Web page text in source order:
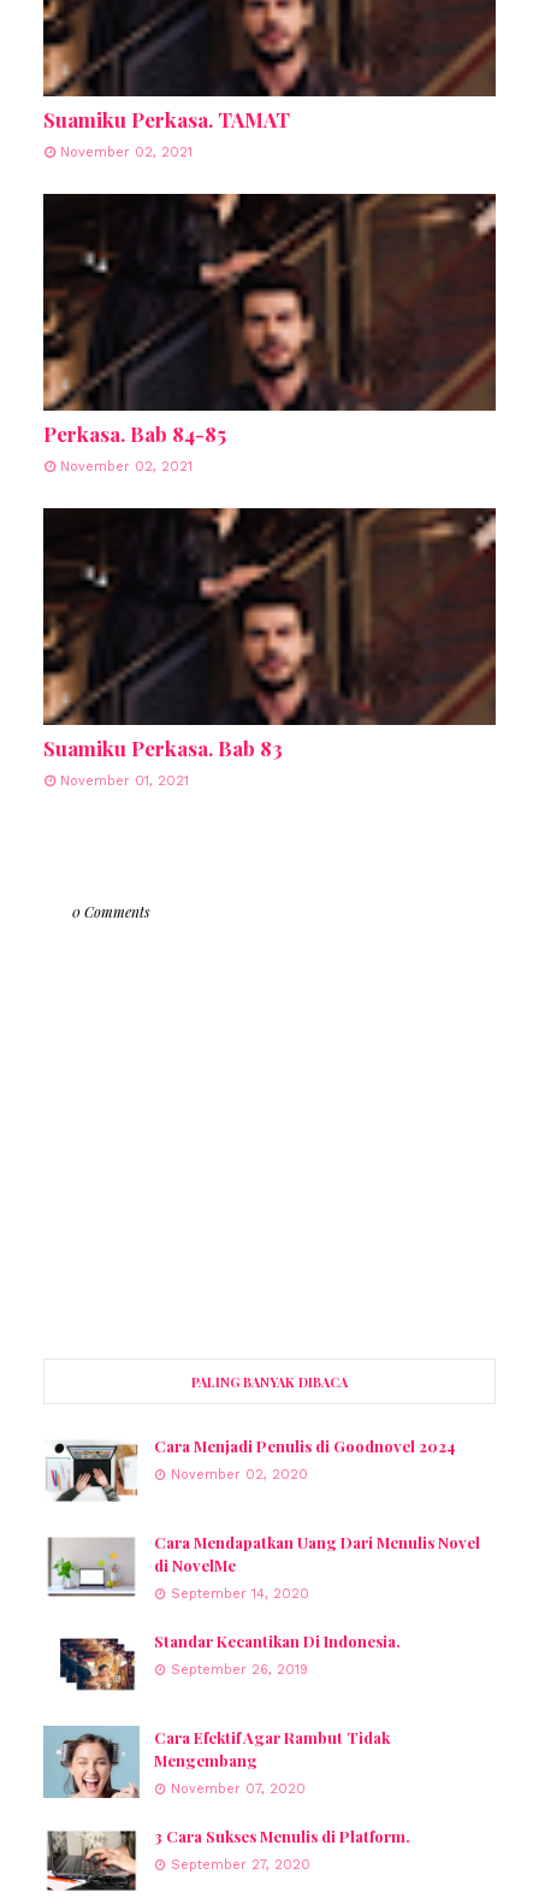
Suamiku Perkasa. TAMAT
November 02, 2021
Perkasa. Bab 84-85
November 02, 2021
Suamiku Perkasa. Bab 83
November 01, 2021
0 Comments
PALING BANYAK DIBACA
Cara Menjadi Penulis di Goodnovel 2024
November 02, 2020
Cara Mendapatkan Uang Dari Menulis Novel
di NovelMe
September 14, 2020
Standar Kecantikan Di Indonesia.
September 26, 2019
Cara Efektif Agar Rambut Tidak
Mengembang
November 07, 2020
3 Cara Sukses Menulis di Platform.
September 27, 2020